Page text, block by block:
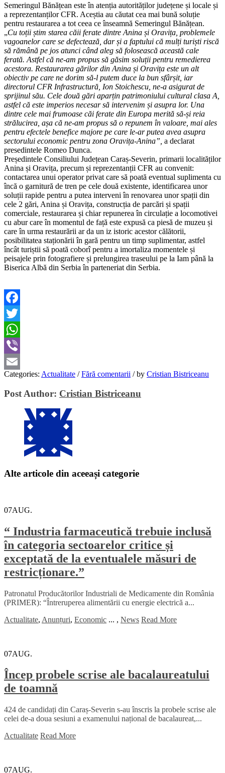
Semeringul Bănățean este în atenția autorităților județene și locale și
a reprezentanților CFR. Aceștia au căutat cea mai bună soluție
pentru restaurarea a tot ceea ce înseamnă Semeringul Bănățean.
„Cu toții știm starea căii ferate dintre Anina și Oravița, problemele
vagoanelor care se defectează, dar și a faptului că mulți turiști riscă
să rămână pe jos atunci când aleg să folosească această cale
ferată. Astfel că ne-am propus să găsim soluții pentru remedierea
acestora. Restaurarea gărilor din Anina și Oravița este un alt
obiectiv pe care ne dorim să-l putem duce la bun sfârșit, iar
directorul CFR Infrastructură, Ion Stoichescu, ne-a asigurat de
sprijinul său. Cele două gări aparțin patrimoniului cultural clasa A,
astfel că este imperios necesar să intervenim și asupra lor. Una
dintre cele mai frumoase căi ferate din Europa merită să-și reia
strălucirea, așa că ne-am propus să o repunem în valoare, mai ales
pentru efectele benefice majore pe care le-ar putea avea asupra
sectorului economic pentru zona Oravița-Anina”, a declarat
presedintele Romeo Dunca.
Președintele Consiliului Județean Caraș-Severin, primarii localităților
Anina și Oravița, precum și reprezentanții CFR au convenit:
contactarea unui operator privat care să poată eventual suplimenta cu
încă o garnitură de tren pe cele două existente, identificarea unor
soluții rapide pentru a putea interveni în renovarea unor spații din
cele 2 gări, Anina și Oravița, construcția de parcări și spații
comerciale, restaurarea și chiar repunerea în circulație a locomotivei
cu abur care în momentul de față este expusă ca piesă de muzeu și
care în urma restaurării ar da un iz istoric acestor călătorii,
posibilitatea staționării în gară pentru un timp suplimentar, astfel
încât turiștii să poată coborî pentru a imortaliza momentele și
peisajele prin fotografiere și prelungirea traseului pe la Iam până la
Biserica Albă din Serbia în parteneriat din Serbia.
Facebook
Twitter
WhatsApp
Viber
Email
Categories: Actualitate / Fără comentarii /by Cristian Bistriceanu
Post Author: Cristian Bistriceanu
Alte articole din aceeași categorie
07AUG.
“ Industria farmaceutică trebuie inclusă
în categoria sectoarelor critice și
exceptată de la eventualele măsuri de
restricționare.”
Patronatul Producătorilor Industriali de Medicamente din România
(PRIMER): “Întreruperea alimentării cu energie electrică a...
Actualitate, Anunțuri, Economic ... , News Read More
07AUG.
Încep probele scrise ale bacalaureatului
de toamnă
424 de candidați din Caraș-Severin s-au înscris la probele scrise ale
celei de-a doua sesiuni a examenului național de bacalaureat,...
Actualitate Read More
07AUG.